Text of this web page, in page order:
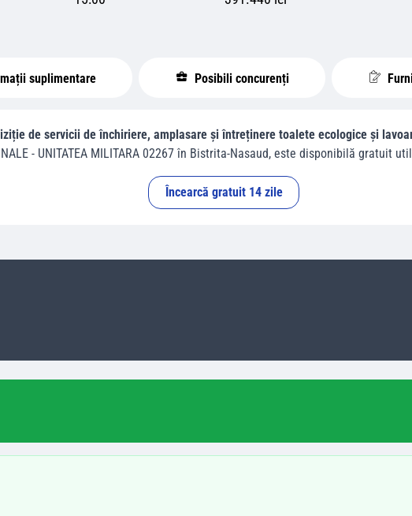
suplimentare Posibili concurenți
de servicii de închiriere, amplasare și întreținere toalete ecologice și
- UNITATEA MILITARA 02267în Bistrita-Nasaud, este disponibilă gratuit
Încearcă gratuit 14 zile